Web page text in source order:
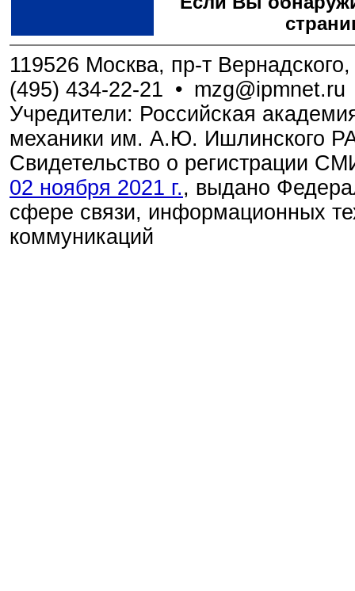
119526 Москва, пр-т
(495) 434-22-21 • mzg@ipmnet.ru
Учредители: Российская
механики им. А.Ю. Ишлинского
Свидетельство о регистрации
02 ноября 2021 г., выдано
сфере связи, информационных
коммуникаций